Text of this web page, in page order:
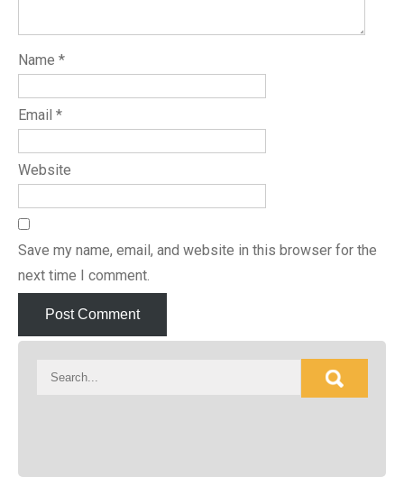
Name *
Email *
Website
Save my name, email, and website in this browser for the
next time I comment.